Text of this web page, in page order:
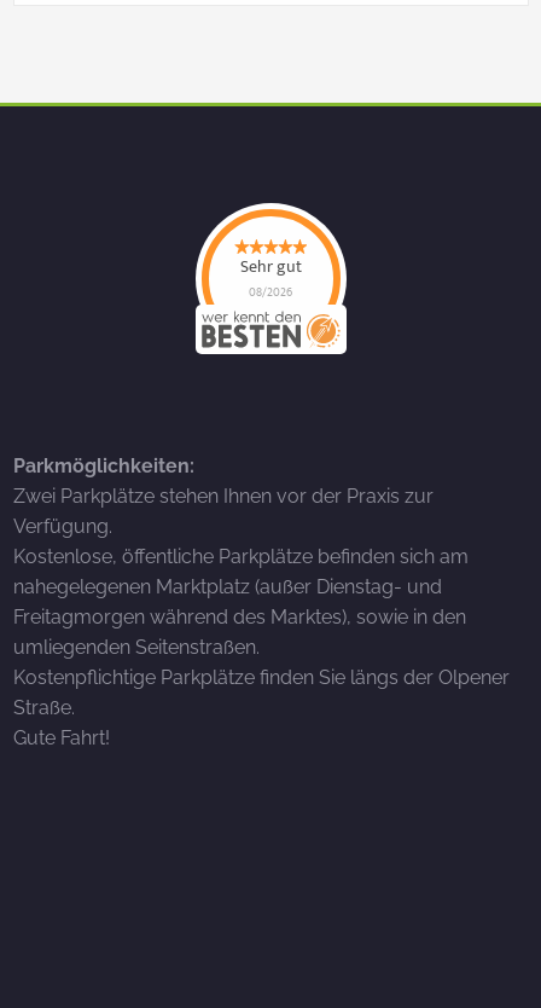
Sehr gut
08/2026
Parkmöglichkeiten:
Zwei Parkplätze stehen Ihnen vor der Praxis zur
Verfügung.
Kostenlose, öffentliche Parkplätze befinden sich am
nahegelegenen Marktplatz (außer Dienstag- und
Freitagmorgen während des Marktes), sowie in den
umliegenden Seitenstraßen.
Kostenpflichtige Parkplätze finden Sie längs der Olpener
Straße.
Gute Fahrt!